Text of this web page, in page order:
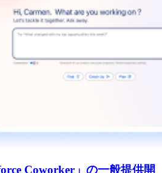
Coworker」の一般提供開